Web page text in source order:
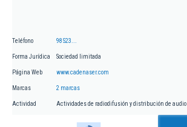
Teléfono 98523...
Forma Jurídica Sociedad limitada
Página Web www.cadenaser.com
Marcas 2 marcas
Actividad Actividades de radiodifusión y distribución de audio